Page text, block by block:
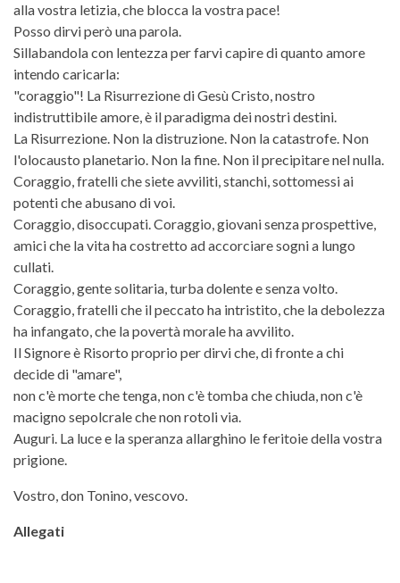
alla vostra letizia, che blocca la vostra pace!
Posso dirvi però una parola.
Sillabandola con lentezza per farvi capire di quanto amore
intendo caricarla:
"coraggio"! La Risurrezione di Gesù Cristo, nostro
indistruttibile amore, è il paradigma dei nostri destini.
La Risurrezione. Non la distruzione. Non la catastrofe. Non
l'olocausto planetario. Non la fine. Non il precipitare nel nulla.
Coraggio, fratelli che siete avviliti, stanchi, sottomessi ai
potenti che abusano di voi.
Coraggio, disoccupati. Coraggio, giovani senza prospettive,
amici che la vita ha costretto ad accorciare sogni a lungo
cullati.
Coraggio, gente solitaria, turba dolente e senza volto.
Coraggio, fratelli che il peccato ha intristito, che la debolezza
ha infangato, che la povertà morale ha avvilito.
Il Signore è Risorto proprio per dirvi che, di fronte a chi
decide di "amare",
non c'è morte che tenga, non c'è tomba che chiuda, non c'è
macigno sepolcrale che non rotoli via.
Auguri. La luce e la speranza allarghino le feritoie della vostra
prigione.
Vostro, don Tonino, vescovo.
Allegati